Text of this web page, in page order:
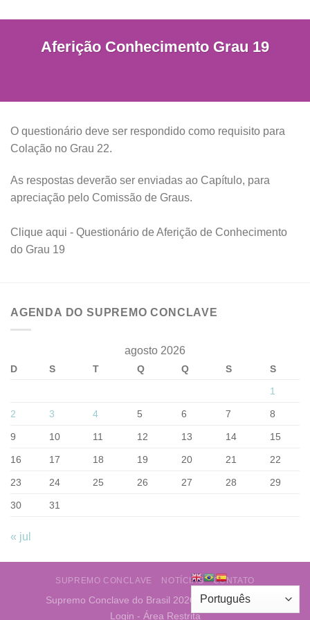
Aferição Conhecimento Grau 19
O questionário deve ser respondido como requisito para
Colação no Grau 22.
As respostas deverão ser enviadas ao Capítulo, para
apreciação pelo Comissão de Graus.
Clique aqui - Questionário de Aferição de Conhecimento
do Grau 19
AGENDA DO SUPREMO CONCLAVE
agosto 2026
D S T Q Q S
S
1
2 3 4 5 6 7 8
9 10 11 12 13 14 15
16 17 18 19 20 21 22
23 24 25 26 27 28 29
30 31
« jul
SUPREMO CONCLAVE NOTÍCIAS CONTATO
Supremo Conclave do Brasil 2026 ©Web Layout
Login - Área Restrita